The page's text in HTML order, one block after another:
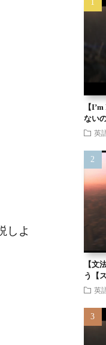
しよ
【
ない
英
【文
う【
英